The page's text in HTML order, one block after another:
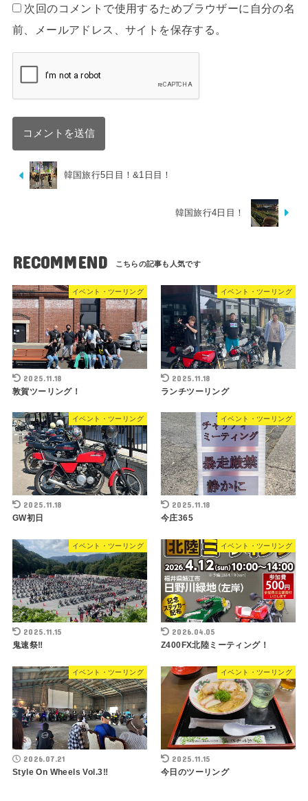
次回のコメントで使用するためブラウザーに自分の名
前、メールアドレス、サイトを保存する。
韓国旅行5日目！&1日目！
韓国旅行4日目！
RECOMMEND
イベント・ツーリング
2025.11.18
敦賀ツーリング！
イベント・ツーリング
2025.11.18
ランチツーリング
イベント・ツーリング
2025.11.18
GW初日
イベント・ツーリング
2025.11.18
今庄365
イベント・ツーリング
2025.11.15
鬼速祭‼︎
イベント・ツーリング
2026.04.05
Z400FX北陸ミーティング！
イベント・ツーリング
2026.07.21
Style On Wheels Vol.3‼︎
イベント・ツーリング
2025.11.15
今日のツーリング